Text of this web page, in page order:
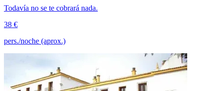
Todavía no se te cobrará nada.
38 €
pers./noche (aprox.)